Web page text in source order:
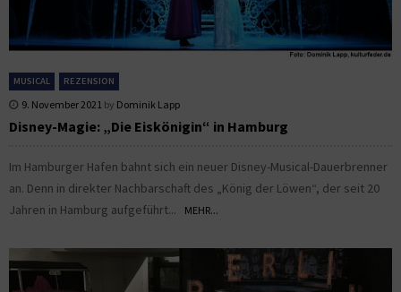
MUSICAL REZENSION
9. November 2021 by Dominik Lapp
Disney-Magie: „Die Eiskönigin“ in Hamburg
Im Hamburger Hafen bahnt sich ein neuer Disney-Musical-Dauerbrenner
an. Denn in direkter Nachbarschaft des „König der Löwen“, der seit 20
Jahren in Hamburg aufgeführt...
MEHR...